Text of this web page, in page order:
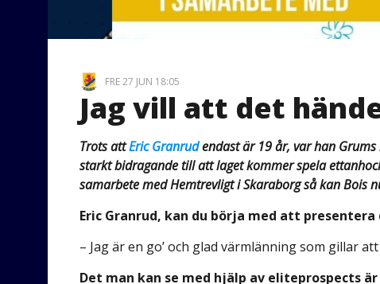
FRE 27 JUN 18:05
Jag vill att det
Trots attEric Granrudendast är 19 år, var han
starkt bidragande till att laget kommer spela
samarbete med Hemtrevligt i Skaraborg så kan Bois
Eric Granrud, kan du börja med att
– Jag är en go’ och glad värmlänning som gillar
Det man kan se med hjälp av eliteprospects